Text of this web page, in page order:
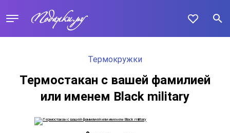
Термокружки
Термостакан с вашей фамилией
или именем Black military